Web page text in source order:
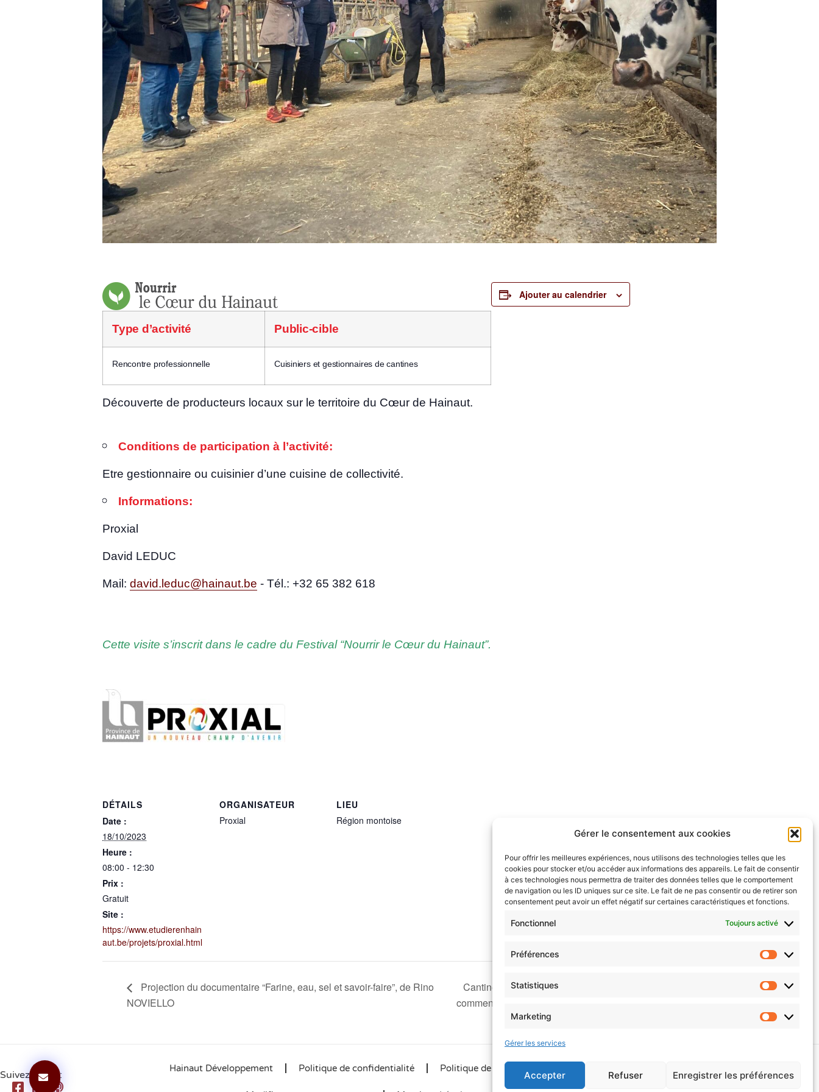
Gérer le consentement aux cookies
Pour offrir les meilleures expériences, nous utilisons des technologies telles que les
cookies pour stocker et/ou accéder aux informations des appareils. Le fait de consentir
à ces technologies nous permettra de traiter des données telles que le comportement
de navigation ou les ID uniques sur ce site. Le fait de ne pas consentir ou de retirer son
consentement peut avoir un effet négatif sur certaines caractéristiques et fonctions.
Fonctionnel Toujours activé
Préférences
Statistiques
Marketing
Gérer les services
Accepter Refuser Enregistrer les préférences
Type d’ac­ti­vi­té Public-cible
Ren­contre professionnelle Cui­si­niers et ges­tion­naires de cantines
Décou­verte de pro­duc­teurs locaux sur le ter­ri­toire du Cœur de Hainaut.
Condi­tions de par­ti­ci­pa­tion à l’activité:
Etre ges­tion­naire ou cui­si­nier d’une cui­sine de collectivité.
Infor­ma­tions:
Proxial
David LEDUC
Mail: david.leduc@hainaut.be - Tél.: +32 65 382 618
Cette visite s’ins­crit dans le cadre du Fes­ti­val “Nour­rir le Cœur du Hainaut”.
Ajouter au calendrier
DÉTAILS
Date :
18/10/2023
Heure :
08:00 - 12:30
Prix :
Gratuit
Site :
https://www.etudierenhain
aut.be/projets/proxial.html
ORGANISATEUR
Proxial
LIEU
Région montoise
Projection du documentaire “Farine, eau, sel et savoir-faire”, de Rino
NOVIELLO
Cantines durables, levier de transition? Oui… mais
comment?
Suivez-nous :
Hainaut Développement Politique de confidentialité Politique de cookies (UE)
© 2026 Hainaut Développement